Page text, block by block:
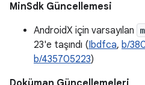
MinSdk Güncellemesi
AndroidX için varsayılan
23'e taşındı (Ibdfca, b/
b/435705223)